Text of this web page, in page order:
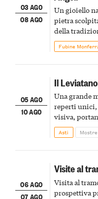
03 AGO
08 AGO
Un gioiello
pietra
della
Fubine
05 AGO
10 AGO
Il
Una grande
reperti unici,
visiva,
della scena
Asti Mostre
06 AGO
07 AGO
Visite al
Visita al
prospettiva